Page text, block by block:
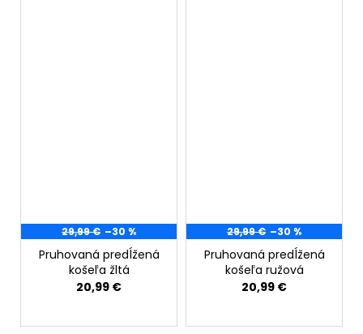
29,99 € –30 %
Pruhovaná predĺžená
košeľa žltá
20,99 €
29,99 € –30 %
Pruhovaná predĺžená
košeľa ružová
20,99 €